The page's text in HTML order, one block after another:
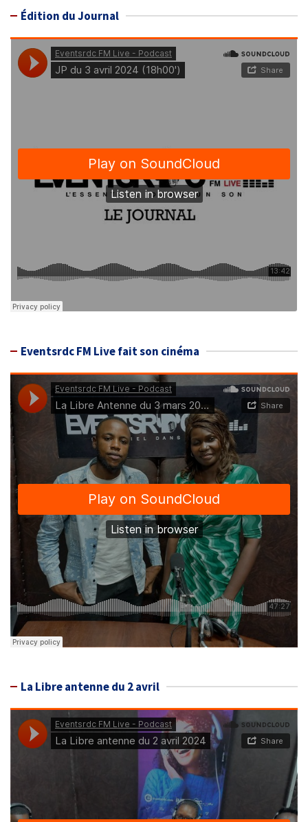
Édition du Journal
Eventsrdc FM Live fait son cinéma
La Libre antenne du 2 avril